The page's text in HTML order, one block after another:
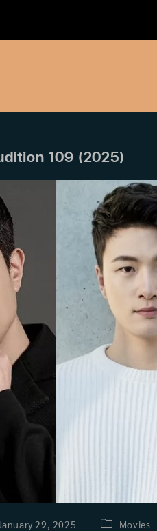
109 (2025)
January 29, 2025
PostMovies